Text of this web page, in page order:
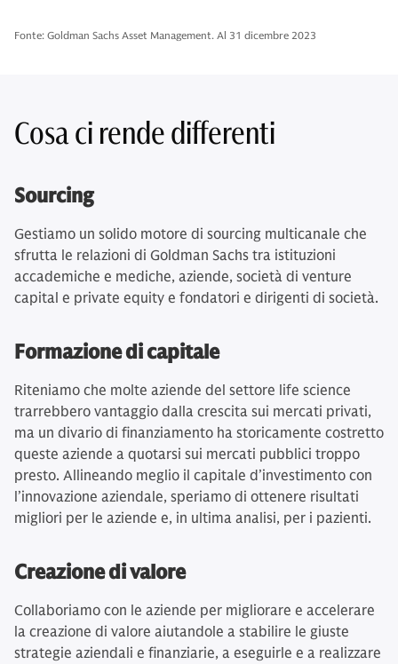
Fonte: Goldman Sachs Asset Management. Al 31 dicembre 2023
Cosa ci rende differenti
Sourcing
Gestiamo un solido motore di sourcing multicanale che
sfrutta le relazioni di Goldman Sachs tra istituzioni
accademiche e mediche, aziende, società di venture
capital e private equity e fondatori e dirigenti di società.
Formazione di capitale
Riteniamo che molte aziende del settore life science
trarrebbero vantaggio dalla crescita sui mercati privati,
ma un divario di finanziamento ha storicamente costretto
queste aziende a quotarsi sui mercati pubblici troppo
presto. Allineando meglio il capitale d’investimento con
l’innovazione aziendale, speriamo di ottenere risultati
migliori per le aziende e, in ultima analisi, per i pazienti.
Creazione di valore
Collaboriamo con le aziende per migliorare e accelerare
la creazione di valore aiutandole a stabilire le giuste
strategie aziendali e finanziarie, a eseguirle e a realizzare